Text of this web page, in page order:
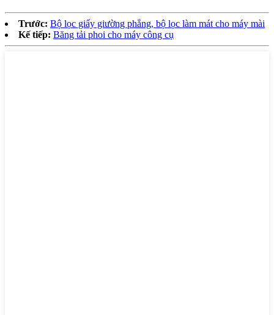
Trước: Bộ lọc giấy giường phẳng, bộ lọc làm mát cho máy mài
Kế tiếp: Băng tải phoi cho máy công cụ